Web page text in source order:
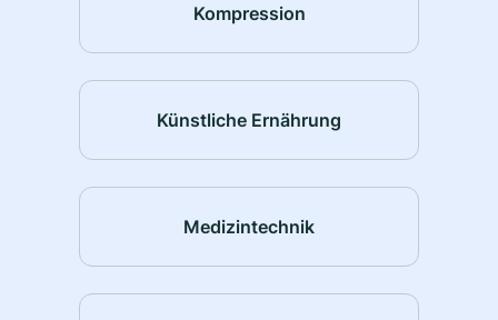
Kompression
Künstliche Ernährung
Medizintechnik